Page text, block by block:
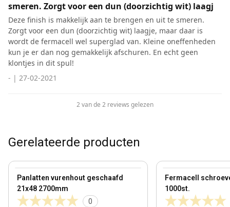
smeren. Zorgt voor een dun (doorzichtig wit) laagj
Deze finish is makkelijk aan te brengen en uit te smeren.
Zorgt voor een dun (doorzichtig wit) laagje, maar daar is
wordt de fermacell wel superglad van. Kleine oneffenheden
kun je er dan nog gemakkelijk afschuren. En echt geen
klontjes in dit spul!
- | 27-02-2021
2 van de 2 reviews gelezen
Gerelateerde producten
Panlatten vurenhout geschaafd
21x48 2700mm
0
View product
Fermacell
1000st.
View product